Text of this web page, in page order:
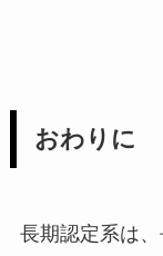
おわりに
長期認定系は